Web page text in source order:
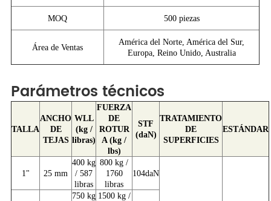
MOQ 500 piezas
Área de Ventas
América del Norte, América del Sur,
Europa, Reino Unido, Australia
Parámetros técnicos
TALLA
ANCHO
DE
TEJAS
WLL
(kg /
libras)
FUERZA
DE
ROTUR
A (kg /
lbs)
STF
(daN)
TRATAMIENTO
DE
SUPERFICIES
ESTÁNDAR
1" 25 mm
400 kg
/ 587
libras
800 kg /
1760
libras
104daN
750 kg 1500 kg /